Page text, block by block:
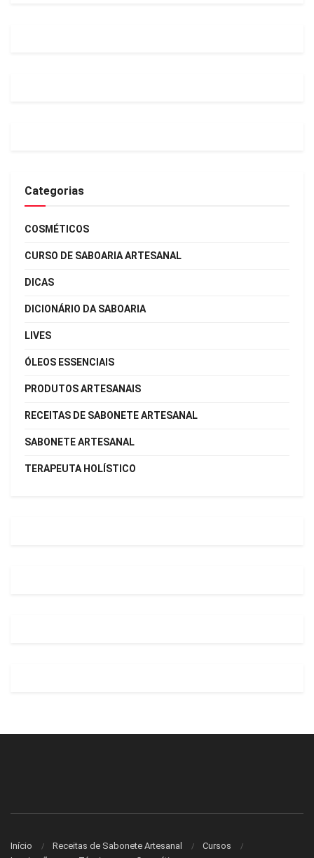
Categorias
COSMÉTICOS
CURSO DE SABOARIA ARTESANAL
DICAS
DICIONÁRIO DA SABOARIA
LIVES
ÓLEOS ESSENCIAIS
PRODUTOS ARTESANAIS
RECEITAS DE SABONETE ARTESANAL
SABONETE ARTESANAL
TERAPEUTA HOLÍSTICO
Início Receitas de Sabonete Artesanal
Cursos